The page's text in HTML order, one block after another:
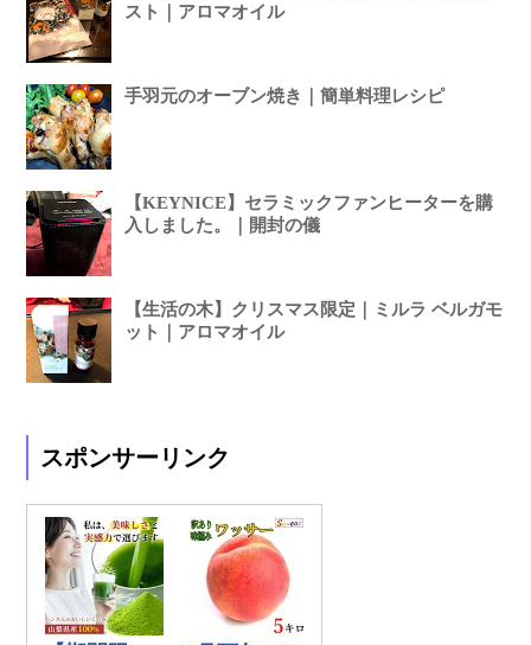
スト｜アロマオイル
手羽元のオーブン焼き｜簡単料理レシピ
【KEYNICE】セラミックファンヒーターを購
入しました。｜開封の儀
【生活の木】クリスマス限定｜ミルラ ベルガモ
ット｜アロマオイル
スポンサーリンク